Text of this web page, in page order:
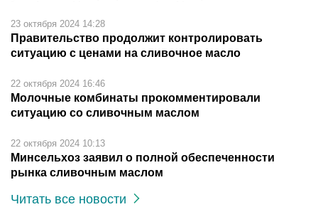
23 октября 2024 14:28
Правительство продолжит контролировать
ситуацию с ценами на сливочное масло
22 октября 2024 16:46
Молочные комбинаты прокомментировали
ситуацию со сливочным маслом
22 октября 2024 10:13
Минсельхоз заявил о полной обеспеченности
рынка сливочным маслом
Читать все новости